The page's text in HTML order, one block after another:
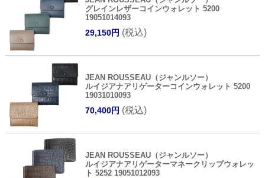
グレインレザーコインウォレット 5200
19051014093
29,150円 (税込)
JEAN ROUSSEAU（ジャンルソー）
ルイジアナアリゲーターコインウォレット 5200
19031010093
70,400円 (税込)
JEAN ROUSSEAU（ジャンルソー）
ルイジアナアリゲーターマネークリップウォレッ
ト 5252 19051012093